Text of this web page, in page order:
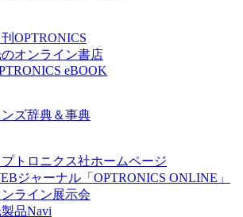
刊OPTRONICS
オンライン書店
eBOOK
ンズ辞典＆事典
プトロニクス社ホームページ
ジャーナル「OPTRONICS ONLINE」
ライン展示会
品Navi